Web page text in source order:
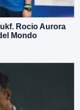
Rocio Aurora
Mondo